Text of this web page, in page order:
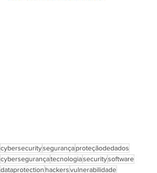
cybersecuritysegurançaproteçãodedados
cybersegurançatecnologiasecuritysoftware
dataprotection hackersvulnerabilidade